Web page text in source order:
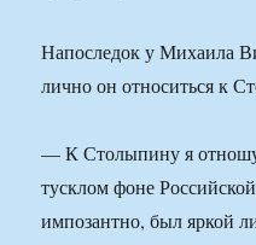
Напоследок у Михаила
лично он относиться к
— К Столыпину я
тусклом фоне
импозантно, был яркой